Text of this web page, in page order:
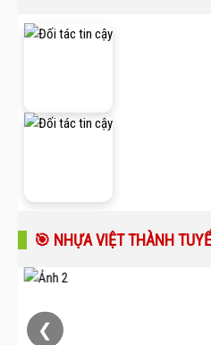
🎯 NHỰA VIỆT THÀNH
❮